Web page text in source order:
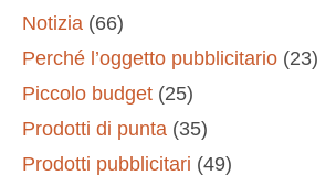
Notizia (66)
Perché l’oggetto pubblicitario (23)
Piccolo budget (25)
Prodotti di punta (35)
Prodotti pubblicitari (49)